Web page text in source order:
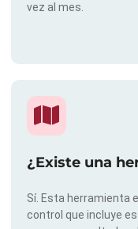
vez al mes.
¿Existe una
Sí. Esta herramienta
control que incluye